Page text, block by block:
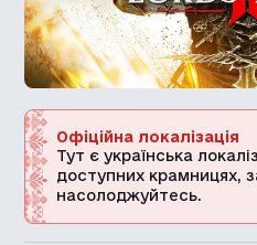
Офіційна локалізація
Тут є українська
доступних крамницях,
насолоджуйтесь.